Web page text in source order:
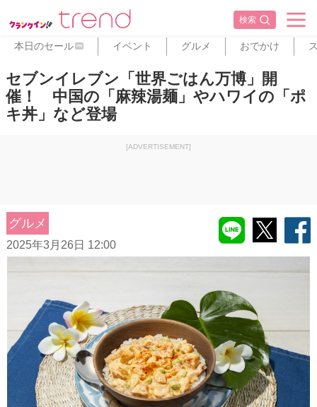
検索
本日のセール PR イベント グルメ おでかけ
セブンイレブン「世界ごはん万博」開
催！ 中国の「麻辣湯麺」やハワイの「ポ
キ丼」など登場
[ADVERTISEMENT]
グルメ
2025年3月26日 12:00